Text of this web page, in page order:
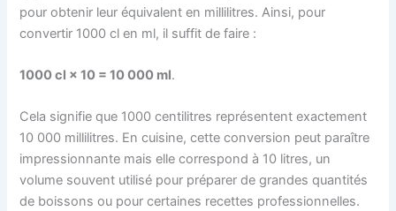
pour obtenir leur équivalent en millilitres. Ainsi, pour
convertir 1000 cl en ml, il suffit de faire :
1000 cl × 10 = 10 000 ml.
Cela signifie que 1000 centilitres représentent exactement
10 000 millilitres. En cuisine, cette conversion peut paraître
impressionnante mais elle correspond à 10 litres, un
volume souvent utilisé pour préparer de grandes quantités
de boissons ou pour certaines recettes professionnelles.